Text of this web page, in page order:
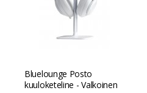
Bluelounge Posto
kuuloketeline - Valkoinen